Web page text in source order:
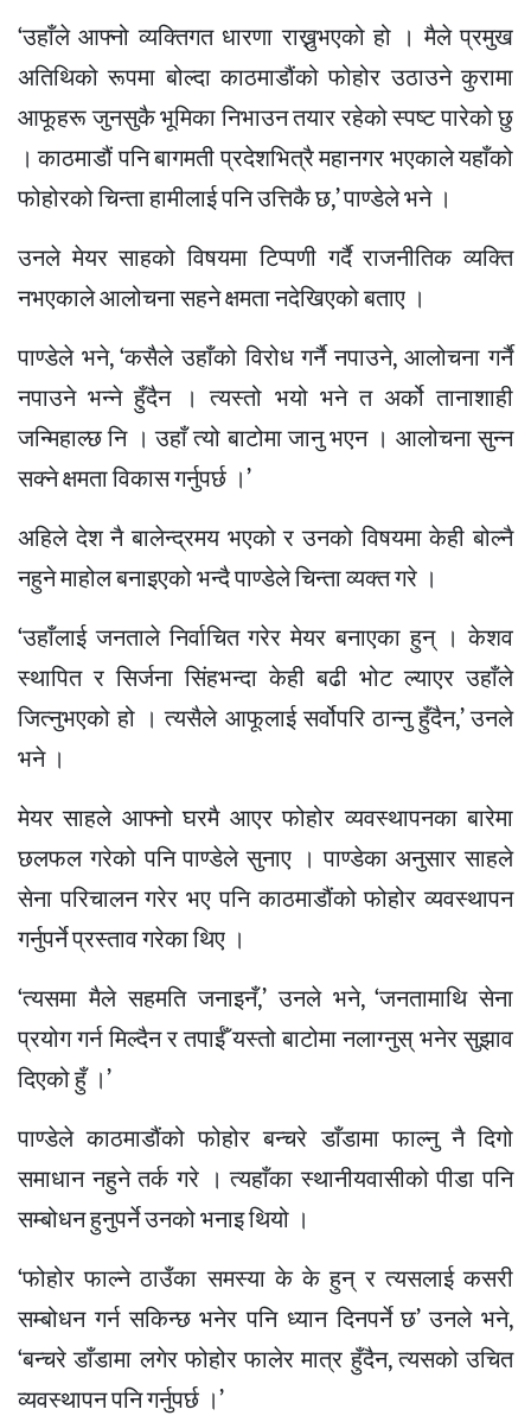
‘उहाँले आफ्नो व्यक्तिगत धारणा राख्नुभएको हो । मैले प्रमुख
अतिथिको रूपमा बोल्दा काठमाडौंको फोहोर उठाउने कुरामा
आफूहरू जुनसुकै भूमिका निभाउन तयार रहेको स्पष्ट पारेको छु
। काठमाडौं पनि बागमती प्रदेशभित्रै महानगर भएकाले यहाँको
फोहोरको चिन्ता हामीलाई पनि उत्तिकै छ,’ पाण्डेले भने ।
उनले मेयर साहको विषयमा टिप्पणी गर्दै राजनीतिक व्यक्ति
नभएकाले आलोचना सहने क्षमता नदेखिएको बताए ।
पाण्डेले भने, ‘कसैले उहाँको विरोध गर्नै नपाउने, आलोचना गर्नै
नपाउने भन्ने हुँदैन । त्यस्तो भयो भने त अर्को तानाशाही
जन्मिहाल्छ नि । उहाँ त्यो बाटोमा जानु भएन । आलोचना सुन्न
सक्ने क्षमता विकास गर्नुपर्छ ।’
अहिले देश नै बालेन्द्रमय भएको र उनको विषयमा केही बोल्नै
नहुने माहोल बनाइएको भन्दै पाण्डेले चिन्ता व्यक्त गरे ।
‘उहाँलाई जनताले निर्वाचित गरेर मेयर बनाएका हुन् । केशव
स्थापित र सिर्जना सिंहभन्दा केही बढी भोट ल्याएर उहाँले
जित्नुभएको हो । त्यसैले आफूलाई सर्वोपरि ठान्नु हुँदैन,’ उनले
भने ।
मेयर साहले आफ्नो घरमै आएर फोहोर व्यवस्थापनका बारेमा
छलफल गरेको पनि पाण्डेले सुनाए । पाण्डेका अनुसार साहले
सेना परिचालन गरेर भए पनि काठमाडौंको फोहोर व्यवस्थापन
गर्नुपर्ने प्रस्ताव गरेका थिए ।
‘त्यसमा मैले सहमति जनाइनँ,’ उनले भने, ‘जनतामाथि सेना
प्रयोग गर्न मिल्दैन र तपाईँ यस्तो बाटोमा नलाग्नुस् भनेर सुझाव
दिएको हुँ ।’
पाण्डेले काठमाडौंको फोहोर बन्चरे डाँडामा फाल्नु नै दिगो
समाधान नहुने तर्क गरे । त्यहाँका स्थानीयवासीको पीडा पनि
सम्बोधन हुनुपर्ने उनको भनाइ थियो ।
‘फोहोर फाल्ने ठाउँका समस्या के के हुन् र त्यसलाई कसरी
सम्बोधन गर्न सकिन्छ भनेर पनि ध्यान दिनपर्ने छ’ उनले भने,
‘बन्चरे डाँडामा लगेर फोहोर फालेर मात्र हुँदैन, त्यसको उचित
व्यवस्थापन पनि गर्नुपर्छ ।’